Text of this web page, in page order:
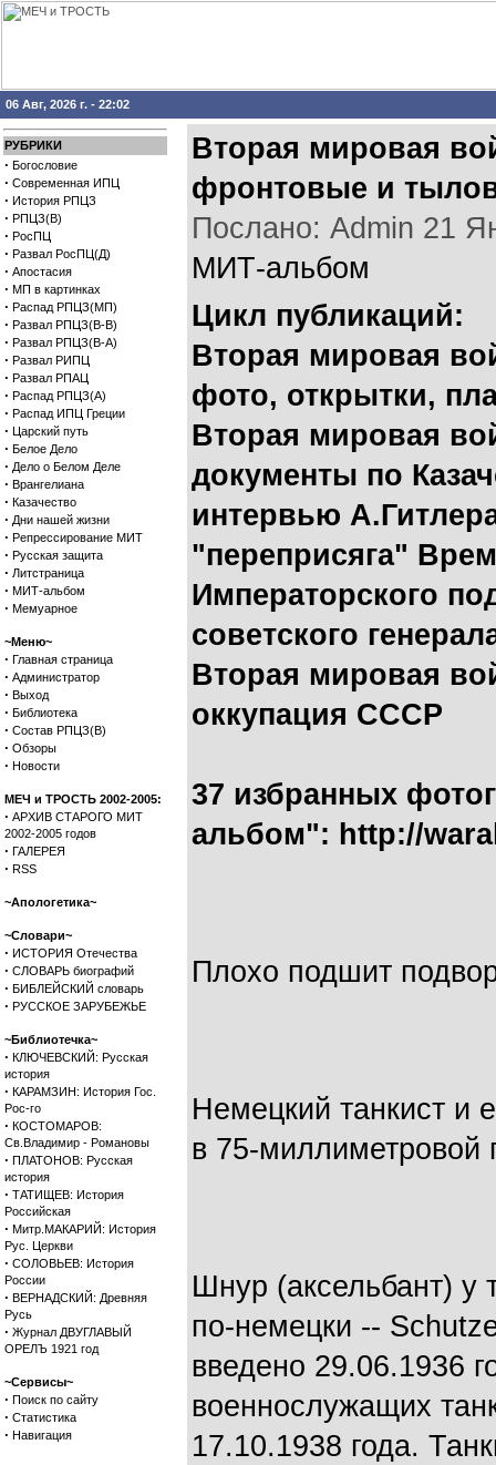
06 Авг, 2026 г. - 22:02
РУБРИКИ
· Богословие
· Современная ИПЦ
· История РПЦЗ
· РПЦЗ(В)
· РосПЦ
· Развал РосПЦ(Д)
· Апостасия
· МП в картинках
· Распад РПЦЗ(МП)
· Развал РПЦЗ(В-В)
· Развал РПЦЗ(В-А)
· Развал РИПЦ
· Развал РПАЦ
· Распад РПЦЗ(А)
· Распад ИПЦ Греции
· Царский путь
· Белое Дело
· Дело о Белом Деле
· Врангелиана
· Казачество
· Дни нашей жизни
· Репрессирование МИТ
· Русская защита
· Литстраница
· МИТ-альбом
· Мемуарное
~Меню~
· Главная страница
· Администратор
· Выход
· Библиотека
· Состав РПЦЗ(В)
· Обзоры
· Новости
МЕЧ и ТРОСТЬ 2002-2005:
· АРХИВ СТАРОГО МИТ
2002-2005 годов
· ГАЛЕРЕЯ
· RSS
~Апологетика~
~Словари~
· ИСТОРИЯ Отечества
· СЛОВАРЬ биографий
· БИБЛЕЙСКИЙ словарь
· РУССКОЕ ЗАРУБЕЖЬЕ
~Библиотечка~
· КЛЮЧЕВСКИЙ: Русская
история
· КАРАМЗИН: История Гос.
Рос-го
· КОСТОМАРОВ:
Св.Владимир - Романовы
· ПЛАТОНОВ: Русская
история
· ТАТИЩЕВ: История
Российская
· Митр.МАКАРИЙ: История
Рус. Церкви
· СОЛОВЬЕВ: История
России
· ВЕРНАДСКИЙ: Древняя
Русь
· Журнал ДВУГЛАВЫЙ
ОРЕЛЪ 1921 год
~Сервисы~
· Поиск по сайту
· Статистика
· Навигация
Вторая мировая
фронтовые и
Послано: Admin 21
МИТ-альбом
Цикл публикаций:
Вторая мировая
фото, открытки,
Вторая мировая
документы по
интервью
"переприсяга"
Императорского
советского
Вторая мировая
оккупация СССР
37 избранных
альбом": http://
Плохо подшит
Немецкий танкист и
в 75-миллиметровой
Шнур (аксельбант) у
по-немецки --
введено 29.06.1936
военнослужащих
17.10.1938 года.